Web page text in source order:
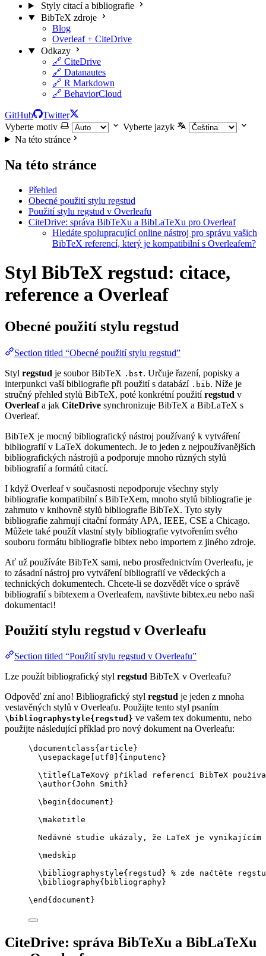
Styly citací a bibliografie
BibTeX zdroje
Blog
Overleaf + CiteDrive
Odkazy
🔗 CiteDrive
🔗 Datanautes
🔗 R Markdown
🔗 BehaviorCloud
GitHub
Twitter
Vyberte motiv
Vyberte jazyk
Na této stránce
Na této stránce
Přehled
Obecné použití stylu regstud
Použití stylu regstud v Overleafu
CiteDrive: správa BibTeXu a BibLaTeXu pro Overleaf
Hledáte spolupracující online nástroj pro správu vašich
BibTeX referencí, který je kompatibilní s Overleafem?
Styl BibTeX regstud: citace,
reference a Overleaf
Obecné použití stylu regstud
Section titled “Obecné použití stylu regstud”
Styl regstud je soubor BibTeX .bst. Určuje řazení, popisky a
interpunkci vaší bibliografie při použití s databází .bib. Níže je
stručný přehled stylů BibTeX, poté konkrétní použitíregstud v
Overleafa jak CiteDrive synchronizuje BibTeX a BibLaTeX s
Overleaf.
BibTeX je mocný bibliografický nástroj používaný k vytváření
bibliografií v LaTeX dokumentech. Je to jeden z nejpoužívanějších
bibliografických nástrojů a podporuje mnoho různých stylů
bibliografií a formátů citací.
I když Overleaf v současnosti nepodporuje všechny styly
bibliografie kompatibilní s BibTeXem, mnoho stylů bibliografie je
zahrnuto v knihovně stylů bibliografie BibTeX. Tyto styly
bibliografie zahrnují citační formáty APA, IEEE, CSE a Chicago.
Můžete také použít vlastní styly bibliografie vytvořením svého
souboru formátu bibliografie bibtex nebo importem z jiného zdroje.
Ať už používáte BibTeX sami, nebo prostřednictvím Overleafu, je
to zásadní nástroj pro vytváření bibliografií ve vědeckých a
technických dokumentech. Chcete-li se dozvědět více o správě
bibliografií s bibtexem a Overleafem, navštivte bibtex.eu nebo naši
dokumentaci!
Použití stylu regstud v Overleafu
Section titled “Použití stylu regstud v Overleafu”
Lze použít bibliografický styl regstud BibTeX v Overleafu?
Odpověď zní ano! Bibliografický styl regstud je jeden z mnoha
vestavěných stylů v Overleafu. Použijte tento styl psaním
\bibliographystyle{regstud} ve vašem tex dokumentu, nebo
použijte následující příklad pro nový dokument na Overleafu:
\documentclass{ article }
\usepackage
utf8 ]{ inputenc }
\title{LaTeXový příklad referencí BibTeX
\author{John Smith}
\begin{ document }
\maketitle
Nedávné studie ukázaly, že LaTeX je vynikajícím
\medskip
\bibliographystyle{regstud} % zde načtěte
\bibliography{bibliography}
\end { document }
CiteDrive: správa BibTeXu a BibLaTeXu